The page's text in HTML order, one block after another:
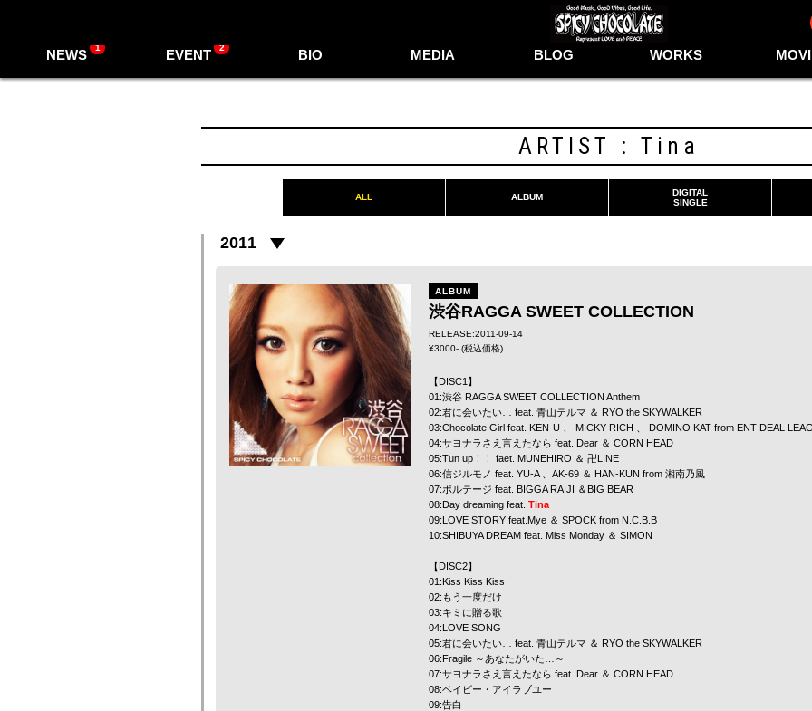
NEWS 1 EVENT 2 BIO MEDIA BLOG WORKS
ARTIST : Tina
ALL ALBUM
DIGITAL
SINGLE
2011
ALBUM
渋谷RAGGA SWEET COLLECTION
RELEASE:2011-09-14
¥3000- (税込価格)
【DISC1】
01:渋谷 RAGGA SWEET COLLECTION Anthem
02:君に会いたい… feat. 青山テルマ ＆ RYO the SKYWALKER
03:Chocolate Girl feat. KEN-U MICKY RICH DOMINO KAT from ENT DEAL
04:サヨナラさえ言えたなら feat. Dear ＆ CORN HEAD
05:Tun up！！ faet. MUNEHIRO ＆ 卍LINE
06:信ジルモノ feat. YU-A、AK-69 ＆ HAN-KUN from 湘南乃風
07:ボルテージ feat. BIGGA RAIJI ＆BIG BEAR
08:Day dreaming feat. Tina
09:LOVE STORY feat.Mye ＆ SPOCK from N.C.B.B
10:SHIBUYA DREAM feat. Miss Monday ＆ SIMON
【DISC2】
01:Kiss Kiss Kiss
02:もう一度だけ
03:キミに贈る歌
04:LOVE SONG
05:君に会いたい… feat. 青山テルマ ＆ RYO the SKYWALKER
06:Fragile ～あなたがいた…～
07:サヨナラさえ言えたなら feat. Dear ＆ CORN HEAD
08:ベイビー・アイラブユー
09:告白